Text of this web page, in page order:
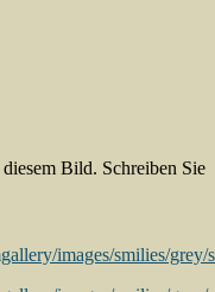
Bild. Schreiben Sie